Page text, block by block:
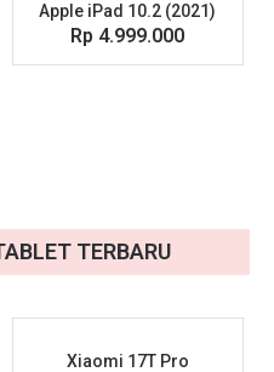
Apple iPad 10.2 (2021)
Rp 4.999.000
TERBARU
Xiaomi 17T Pro